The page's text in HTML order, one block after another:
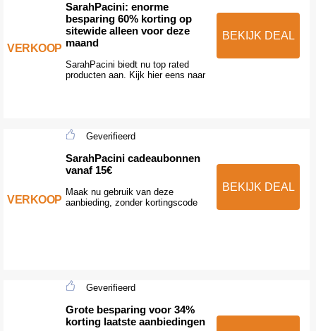
VERKOOP
SarahPacini: enorme
besparing 60% korting op
sitewide alleen voor deze
maand
SarahPacini biedt nu top rated
producten aan. Kijk hier eens naar
BEKIJK DEAL
VERKOOP
Geverifieerd
SarahPacini cadeaubonnen
vanaf 15€
Maak nu gebruik van deze
aanbieding, zonder kortingscode
BEKIJK DEAL
Geverifieerd
Grote besparing voor 34%
korting laatste aanbiedingen